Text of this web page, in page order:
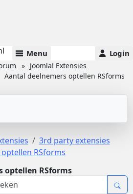
Menu Login
Joomla! Extensies
Aantal deelnemers optellen RSforms
3rd party extensies
RSforms
optellen RSforms